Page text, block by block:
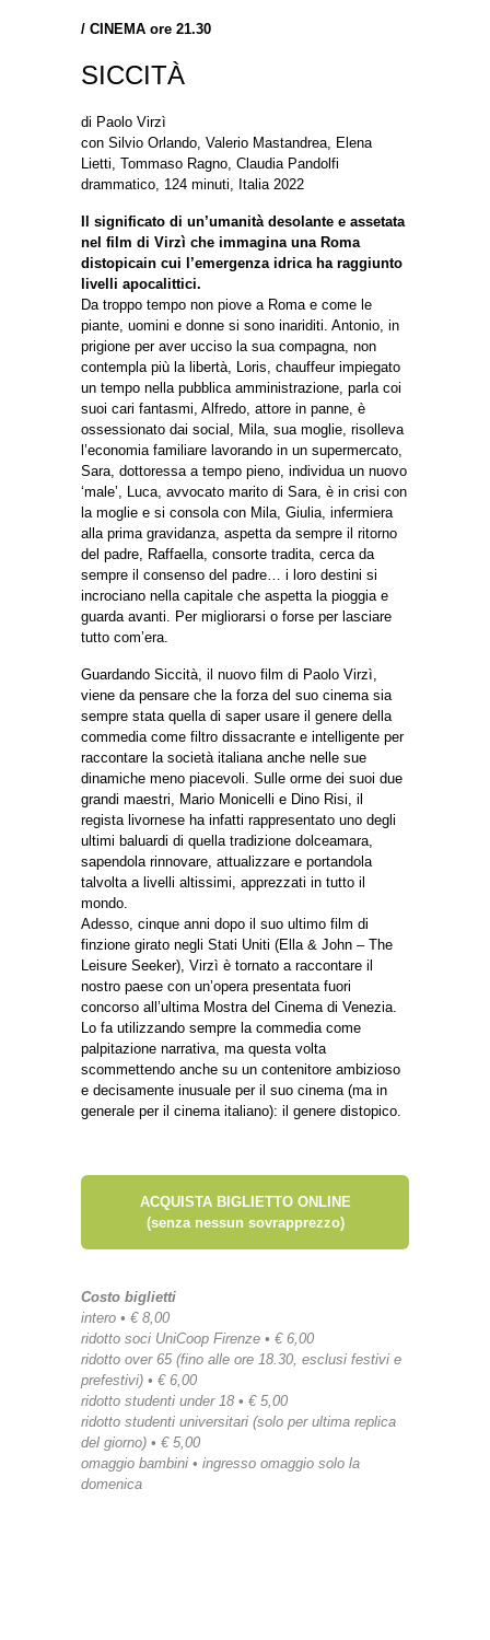
/ CINEMA ore 21.30
SICCITÀ
di Paolo Virzì
con Silvio Orlando, Valerio Mastandrea, Elena
Lietti, Tommaso Ragno, Claudia Pandolfi
drammatico, 124 minuti, Italia 2022
Il significato di un’umanità desolante e assetata
nel film di Virzì che immagina una Roma
distopicain cui l’emergenza idrica ha raggiunto
livelli apocalittici.
Da troppo tempo non piove a Roma e come le
piante, uomini e donne si sono inariditi. Antonio, in
prigione per aver ucciso la sua compagna, non
contempla più la libertà, Loris, chauffeur impiegato
un tempo nella pubblica amministrazione, parla coi
suoi cari fantasmi, Alfredo, attore in panne, è
ossessionato dai social, Mila, sua moglie, risolleva
l’economia familiare lavorando in un supermercato,
Sara, dottoressa a tempo pieno, individua un nuovo
‘male’, Luca, avvocato marito di Sara, è in crisi con
la moglie e si consola con Mila, Giulia, infermiera
alla prima gravidanza, aspetta da sempre il ritorno
del padre, Raffaella, consorte tradita, cerca da
sempre il consenso del padre… i loro destini si
incrociano nella capitale che aspetta la pioggia e
guarda avanti. Per migliorarsi o forse per lasciare
tutto com’era.
Guardando Siccità, il nuovo film di Paolo Virzì,
viene da pensare che la forza del suo cinema sia
sempre stata quella di saper usare il genere della
commedia come filtro dissacrante e intelligente per
raccontare la società italiana anche nelle sue
dinamiche meno piacevoli. Sulle orme dei suoi due
grandi maestri, Mario Monicelli e Dino Risi, il
regista livornese ha infatti rappresentato uno degli
ultimi baluardi di quella tradizione dolceamara,
sapendola rinnovare, attualizzare e portandola
talvolta a livelli altissimi, apprezzati in tutto il
mondo.
Adesso, cinque anni dopo il suo ultimo film di
finzione girato negli Stati Uniti (Ella & John – The
Leisure Seeker), Virzì è tornato a raccontare il
nostro paese con un’opera presentata fuori
concorso all’ultima Mostra del Cinema di Venezia.
Lo fa utilizzando sempre la commedia come
palpitazione narrativa, ma questa volta
scommettendo anche su un contenitore ambizioso
e decisamente inusuale per il suo cinema (ma in
generale per il cinema italiano): il genere distopico.
ACQUISTA BIGLIETTO ONLINE
(senza nessun sovrapprezzo)
Costo biglietti
intero • € 8,00
ridotto soci UniCoop Firenze • € 6,00
ridotto over 65 (fino alle ore 18.30, esclusi festivi e
prefestivi) • € 6,00
ridotto studenti under 18 • € 5,00
ridotto studenti universitari (solo per ultima replica
del giorno) • € 5,00
omaggio bambini • ingresso omaggio solo la
domenica